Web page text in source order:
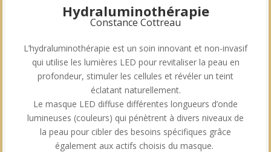
Hydraluminothérapie
Constance Cottreau
L’hydraluminothérapie est un soin innovant et non-invasif
qui utilise les lumières LED pour revitaliser la peau en
profondeur, stimuler les cellules et révéler un teint
éclatant naturellement.
Le masque LED diffuse différentes longueurs d’onde
lumineuses (couleurs) qui pénètrent à divers niveaux de
la peau pour cibler des besoins spécifiques grâce
également aux actifs choisis du masque.